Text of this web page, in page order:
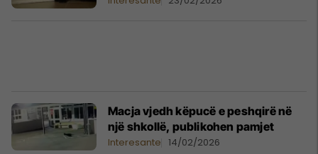
Macja vjedh këpucë e peshqirë në
një shkollë, publikohen pamjet
Interesante 14/02/2026